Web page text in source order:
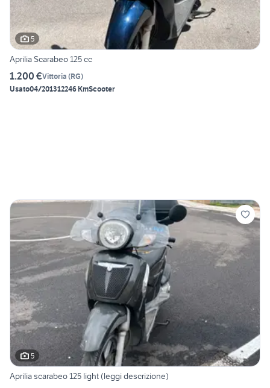
5
Aprilia Scarabeo 125 cc
1.200 €Vittoria (RG)
Usato04/201312246 KmScooter
5
Aprilia scarabeo 125 light (leggi descrizione)